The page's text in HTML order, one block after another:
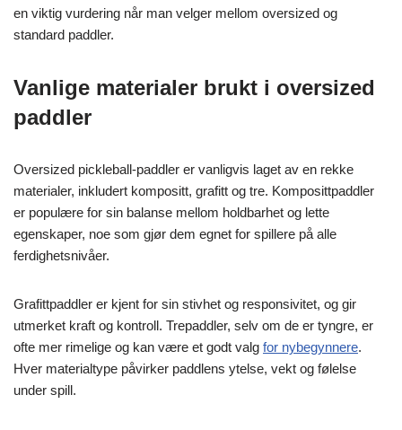
en viktig vurdering når man velger mellom oversized og
standard paddler.
Vanlige materialer brukt i oversized
paddler
Oversized pickleball-paddler er vanligvis laget av en rekke
materialer, inkludert kompositt, grafitt og tre. Komposittpaddler
er populære for sin balanse mellom holdbarhet og lette
egenskaper, noe som gjør dem egnet for spillere på alle
ferdighetsnivåer.
Grafittpaddler er kjent for sin stivhet og responsivitet, og gir
utmerket kraft og kontroll. Trepaddler, selv om de er tyngre, er
ofte mer rimelige og kan være et godt valg for nybegynnere.
Hver materialtype påvirker paddlens ytelse, vekt og følelse
under spill.